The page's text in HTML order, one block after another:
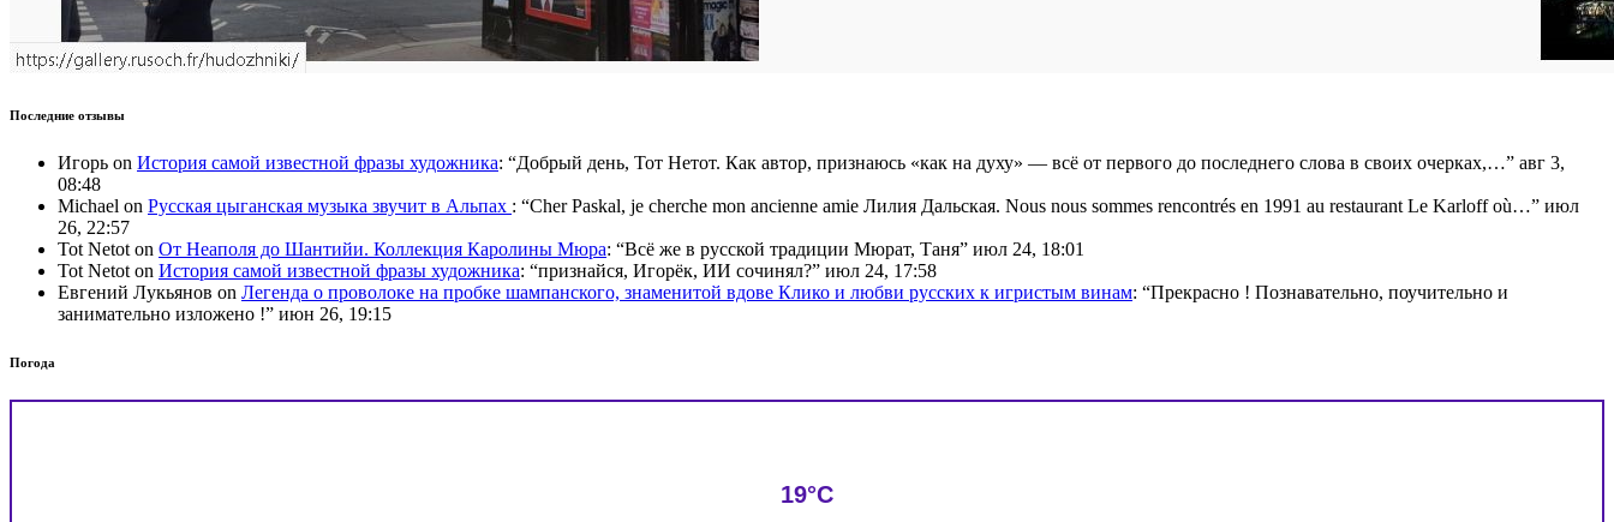
Последние отзывы
Игорь on История самой известной фразы художника: “Добрый день, Тот Нетот. Как автор, признаюсь «как на духу» — всё от первого до последнего слова в своих очерках,…” авг 3,
08:48
Michael on Русская цыганская музыка звучит в Альпах : “Cher Paskal, je cherche mon ancienne amie Лилия Дальская. Nous nous sommes rencontrés en 1991 au restaurant Le Karloff où…” июл
26, 22:57
Tot Netot on От Неаполя до Шантийи. Коллекция Каролины Мюра: “Всё же в русской традиции Мюрат, Таня” июл 24, 18:01
Tot Netot on История самой известной фразы художника: “признайся, Игорёк, ИИ сочинял?” июл 24, 17:58
Евгений Лукьянов on Легенда о проволоке на пробке шампанского, знаменитой вдове Клико и любви русских к игристым винам: “Прекрасно ! Познавательно, поучительно и
занимательно изложено !” июн 26, 19:15
Погода
19°C